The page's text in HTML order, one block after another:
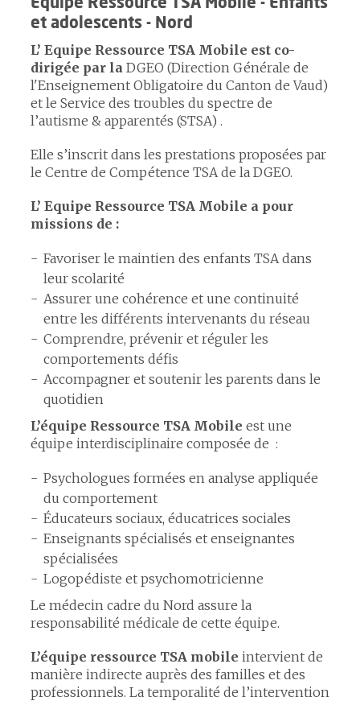
Equipe Ressource TSA Mobile - Enfants
et adolescents - Nord
L’ Equipe Ressource TSA Mobile est co-
dirigée par la DGEO (Direction Générale de
l'Enseignement Obligatoire du Canton de Vaud)
et le Service des troubles du spectre de
l’autisme & apparentés (STSA) .
Elle s’inscrit dans les prestations proposées par
le Centre de Compétence TSA de la DGEO.
L’ Equipe Ressource TSA Mobile a pour
missions de :
Favoriser le maintien des enfants TSA dans
leur scolarité
Assurer une cohérence et une continuité
entre les différents intervenants du réseau
Comprendre, prévenir et réguler les
comportements défis
Accompagner et soutenir les parents dans le
quotidien
L’équipe Ressource TSA Mobile est une
équipe interdisciplinaire composée de :
Psychologues formées en analyse appliquée
du comportement
Éducateurs sociaux, éducatrices sociales
Enseignants spécialisés et enseignantes
spécialisées
Logopédiste et psychomotricienne
Le médecin cadre du Nord assure la
responsabilité médicale de cette équipe.
L’équipe ressource TSA mobile intervient de
manière indirecte auprès des familles et des
professionnels. La temporalité de l’intervention